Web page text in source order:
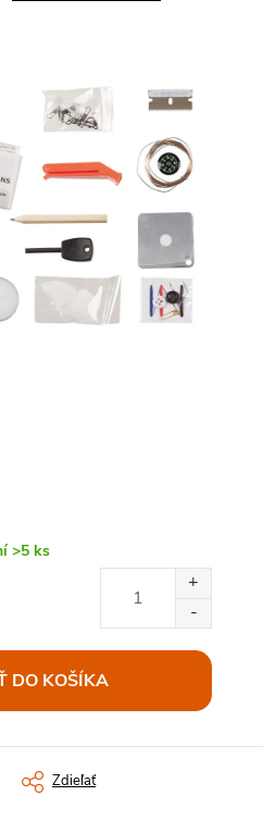
>5 ks
DO KOŠÍKA
Zdieľať